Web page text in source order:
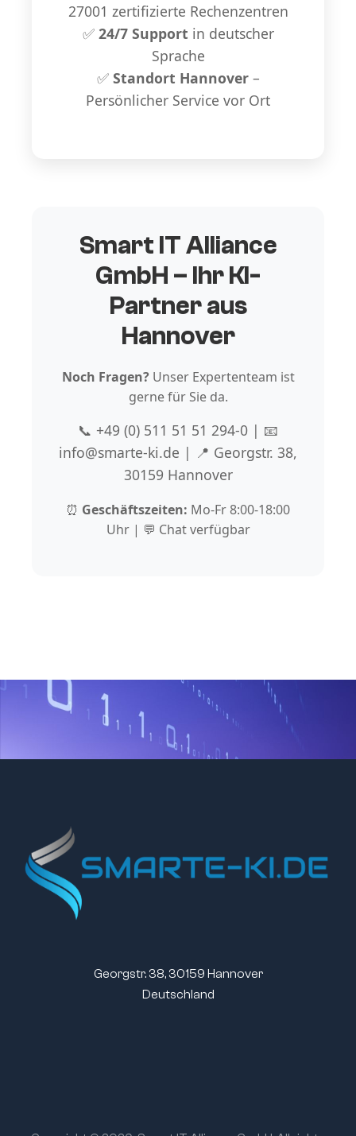
27001 zertifizierte Rechenzentren
✅ 24/7 Support in deutscher
Sprache
✅ Standort Hannover–
Persönlicher Service vor Ort
Smart IT Alliance
GmbH – Ihr KI-
Partner aus
Hannover
Noch Fragen?Unser Expertenteam ist
gerne für Sie da.
📞 +49 (0) 511 51 51 294-0 | 📧
info@smarte-ki.de | 📍 Georgstr. 38,
30159 Hannover
⏰ Geschäftszeiten: Mo-Fr 8:00-18:00
Uhr | 💬 Chat verfügbar
Georgstr. 38, 30159 Hannover
Deutschland